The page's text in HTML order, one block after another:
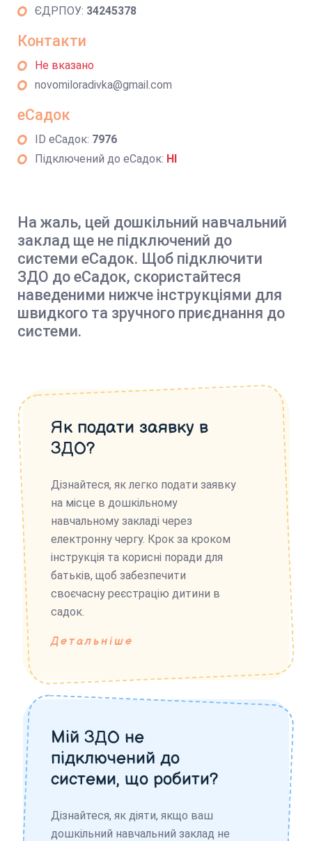
ЄДРПОУ: 34245378
Контакти
Не вказано
novomiloradivka@gmail.com
еСадок
ID еСадок: 7976
Підключений до еСадок: НІ
На жаль, цей дошкільний навчальний
заклад ще не підключений до
системи еСадок. Щоб підключити
ЗДО до еСадок, скористайтеся
наведеними нижче інструкціями для
швидкого та зручного приєднання до
системи.
Як подати заявку в
ЗДО?
Дізнайтеся, як легко подати заявку
на місце в дошкільному
навчальному закладі через
електронну чергу. Крок за кроком
інструкція та корисні поради для
батьків, щоб забезпечити
своєчасну реєстрацію дитини в
садок.
Детальніше
Мій ЗДО не
підключений до
системи, що робити?
Дізнайтеся, як діяти, якщо ваш
дошкільний навчальний заклад не